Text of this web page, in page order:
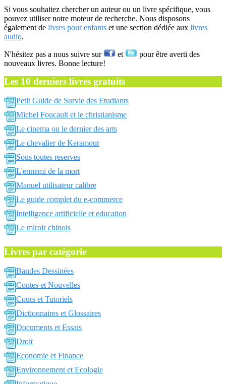
Si vous souhaitez chercher un auteur ou un livre spécifique, vous
pouvez utiliser notre moteur de recherche. Nous disposons
également de livres pour enfants et une section dédiée aux livres
audio.
N'hésitez pas a nous suivre sur et
pour être averti des
nouveaux livres. Bonne lecture!
Les 10 derniers livres gratuits
Petit Guide de Survie des Etudiants
Michel Foucault et le christianisme
Le cinema ou le dernier des arts
Le chevalier de Keramour
Sous toutes reserves
L'ennemi de la mort
Manuel utilisateur calibre
Le guide complet du e-commerce
Intelligence artificielle et education
Le miroir chinois
Livres par catégorie
Bandes Dessinées
Contes et Nouvelles
Cours et Tutoriels
Dictionnaires et Glossaires
Documents et Essais
Droit
Economie et Finance
Environnement et Ecologie